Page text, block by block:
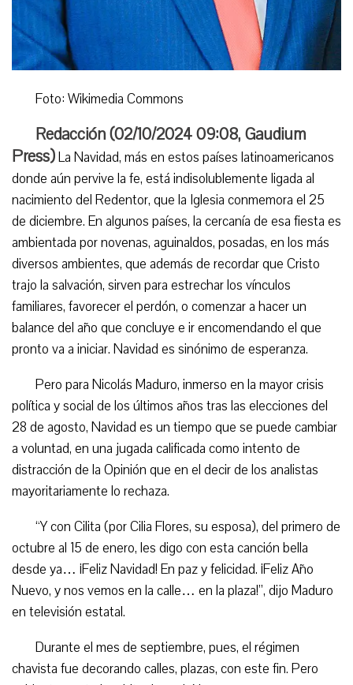
Foto: Wikimedia Commons
Redacción (02/10/2024 09:08, Gaudium
Press)La Navidad, más en estos países latinoamericanos
donde aún pervive la fe, está indisolublemente ligada al
nacimiento del Redentor, que la Iglesia conmemora el 25
de diciembre. En algunos países, la cercanía de esa fiesta es
ambientada por novenas, aguinaldos, posadas, en los más
diversos ambientes, que además de recordar que Cristo
trajo la salvación, sirven para estrechar los vínculos
familiares, favorecer el perdón, o comenzar a hacer un
balance del año que concluye e ir encomendando el que
pronto va a iniciar. Navidad es sinónimo de esperanza.
Pero para Nicolás Maduro, inmerso en la mayor crisis
política y social de los últimos años tras las elecciones del
28 de agosto, Navidad es un tiempo que se puede cambiar
a voluntad, en una jugada calificada como intento de
distracción de la Opinión que en el decir de los analistas
mayoritariamente lo rechaza.
“Y con Cilita (por Cilia Flores, su esposa), del primero de
octubre al 15 de enero, les digo con esta canción bella
desde ya… ¡Feliz Navidad! En paz y felicidad. ¡Feliz Año
Nuevo, y nos vemos en la calle… en la plaza!”, dijo Maduro
en televisión estatal.
Durante el mes de septiembre, pues, el régimen
chavista fue decorando calles, plazas, con este fin. Pero